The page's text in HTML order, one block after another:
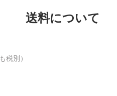
送料について
別）